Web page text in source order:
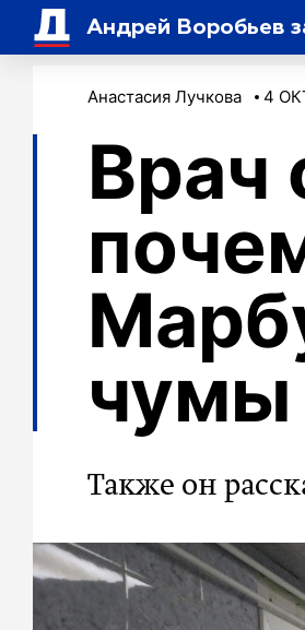
Андрей Воробьев
Анастасия Лучкова 4
Врач
чумы
Также он